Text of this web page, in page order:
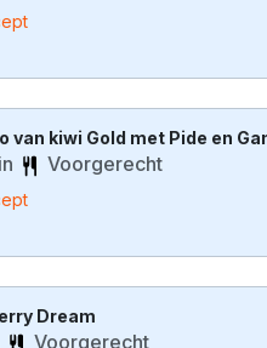
van kiwi Gold met Pide en
Voorgerecht
Dream
Voorgerecht